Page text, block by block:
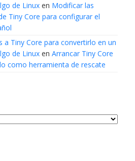
de Linuxen Modificar las
Tiny Core para configurar el
a Tiny Core para convertirlo en un
de Linuxen Arrancar Tiny Core
como herramienta de rescate